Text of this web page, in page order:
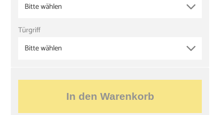
Bitte wählen
Türgriff
Bitte wählen
In den Warenkorb